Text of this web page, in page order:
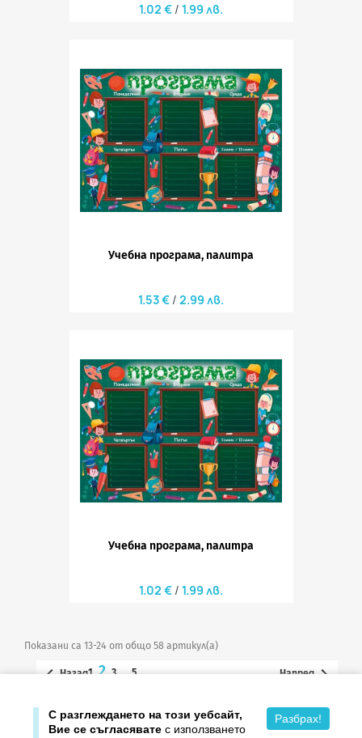
1.02 € 1.99 лв.
Учебна програма, палитра
1.53 € 2.99 лв.
Учебна програма, палитра
1.02 € 1.99 лв.
Показани са 13-24 от общо 58 артикул(а)
Назад123… 5 Напред
Върнете се в началото
С разглеждането на този уебсайт,
Вие се съгласявате с използването
Разбрах!